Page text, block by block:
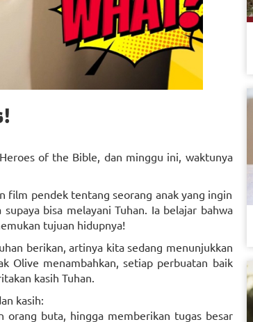
of the Bible, dan minggu ini, waktunya
film pendek tentang seorang anak yang ingin
bisa melayani Tuhan. Ia belajar bahwa
tujuan hidupnya!
berikan, artinya kita sedang menunjukkan
Olive menambahkan, setiap perbuatan baik
kasih Tuhan.
kasih:
orang buta, hingga memberikan tugas besar